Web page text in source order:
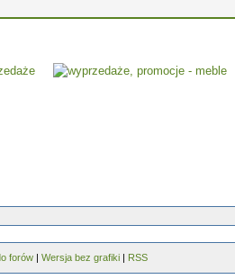
forów | Wersja bez grafiki | RSS